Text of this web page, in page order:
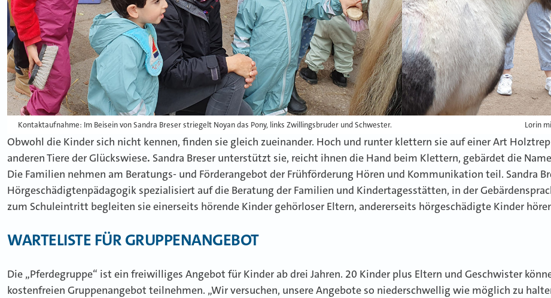
Kontaktaufnahme: Im Beisein von Sandra Breser striegelt Noyan das Pony, links Zwillingsbruder und Schwester. Lorin
Obwohl die Kinder sich nicht kennen, finden sie gleich zueinander. Hoch und runter klettern sie auf einer Art
anderen Tiere der Glückswiese. Sandra Breser unterstützt sie, reicht ihnen die Hand beim Klettern, gebärdet die
Die Familien nehmen am Beratungs- und Förderangebot der Frühförderung Hören und Kommunikation teil. Sandra
Hörgeschädigtenpädagogik spezialisiert auf die Beratung der Familien und Kindertagesstätten, in der
zum Schuleintritt begleiten sie einerseits hörende Kinder gehörloser Eltern, andererseits hörgeschädigte Kinder
WARTELISTE FÜR GRUPPENANGEBOT
Die „Pferdegruppe“ ist ein freiwilliges Angebot für Kinder ab drei Jahren. 20 Kinder plus Eltern und Geschwister
kostenfreien Gruppenangebot teilnehmen. „Wir versuchen, unsere Angebote so niederschwellig wie möglich zu